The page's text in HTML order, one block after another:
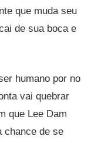
que muda seu
de sua boca e
humano por no
vai quebrar
que Lee Dam
chance de se